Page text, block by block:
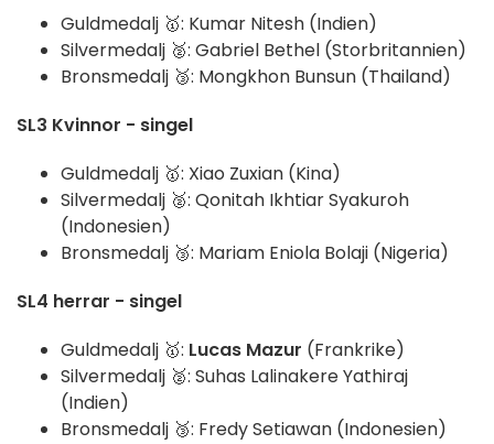
Guldmedalj 🥇: Kumar Nitesh (Indien)
Silvermedalj 🥈: Gabriel Bethel (Storbritannien)
Bronsmedalj 🥉: Mongkhon Bunsun (Thailand)
SL3 Kvinnor - singel
Guldmedalj 🥇: Xiao Zuxian (Kina)
Silvermedalj 🥈: Qonitah Ikhtiar Syakuroh
(Indonesien)
Bronsmedalj 🥉: Mariam Eniola Bolaji (Nigeria)
SL4 herrar - singel
Guldmedalj 🥇: Lucas Mazur (Frankrike)
Silvermedalj 🥈: Suhas Lalinakere Yathiraj
(Indien)
Bronsmedalj 🥉: Fredy Setiawan (Indonesien)